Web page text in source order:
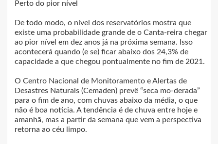
Perto do pior nível
De todo modo, o nível dos reservatórios mostra que
existe uma probabilidade grande de o Canta-reira chegar
ao pior nível em dez anos já na próxima semana. Isso
acontecerá quando (e se) ficar abaixo dos 24,3% de
capacidade a que chegou pontualmente no fim de 2021.
O Centro Nacional de Monitoramento e Alertas de
Desastres Naturais (Cemaden) prevê “seca mo-derada”
para o fim de ano, com chuvas abaixo da média, o que
não é boa notícia. A tendência é de chuva entre hoje e
amanhã, mas a partir da semana que vem a perspectiva
retorna ao céu limpo.